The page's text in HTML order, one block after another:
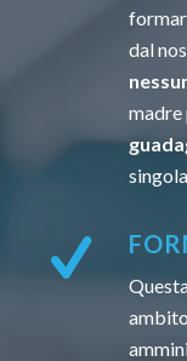
dal
madre